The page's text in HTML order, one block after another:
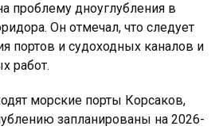
проблему дноуглубления в
Он отмечал, что следует
портов и судоходных каналов и
работ.
морские порты Корсаков,
запланированы на 2026-